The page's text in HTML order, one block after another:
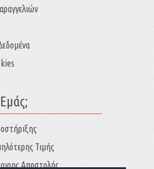
Εμάς;
Τιμής
Αποστολής